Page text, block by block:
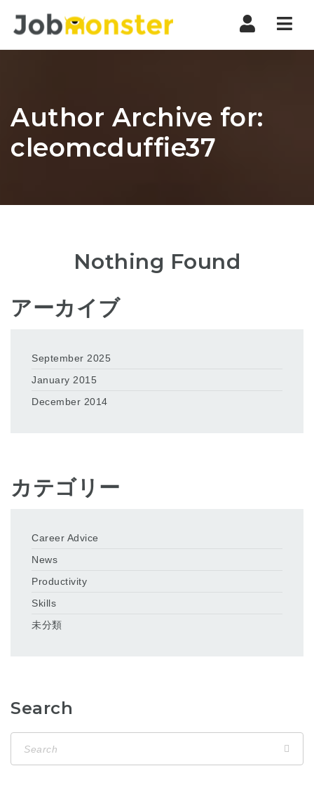
Author Archive for:
cleomcduffie37
Nothing Found
アーカイブ
September 2025
January 2015
December 2014
カテゴリー
Career Advice
News
Productivity
Skills
未分類
Search